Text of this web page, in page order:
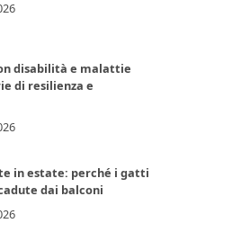
disabilità e malattie
di resilienza e
in estate: perché i gatti
dai balconi